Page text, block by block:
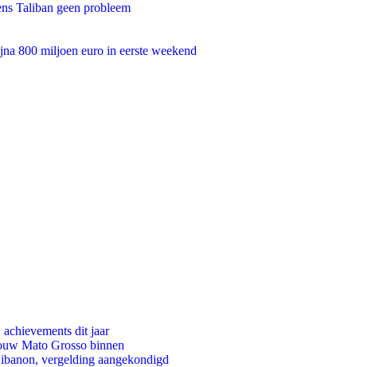
Taliban geen probleem
800 miljoen euro in eerste weekend
dit jaar
Mato Grosso binnen
vergelding aangekondigd